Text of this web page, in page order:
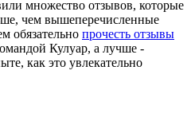
множество отзывов, которые
чем вышеперечисленные
обязательно прочесть отзывы
Кулуар, а лучше -
как это увлекательно